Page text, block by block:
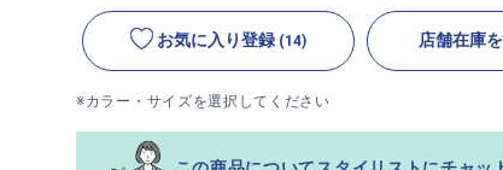
お気に入り登録 (14) 店舗在庫
※カラー・サイズを選択してください